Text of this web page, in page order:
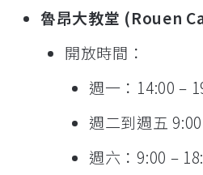
魯昂大教堂 (Rouen
開放時間：
週一：14:00 –
週二到週五
週六：9:00 –